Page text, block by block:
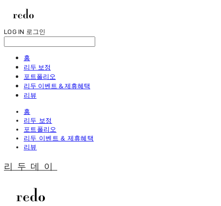
LOG IN 로그인
홈
리두 보정
포트폴리오
리두 이벤트 & 제휴혜택
리뷰
홈
리두 보정
포트폴리오
리두 이벤트 & 제휴혜택
리뷰
리두데이